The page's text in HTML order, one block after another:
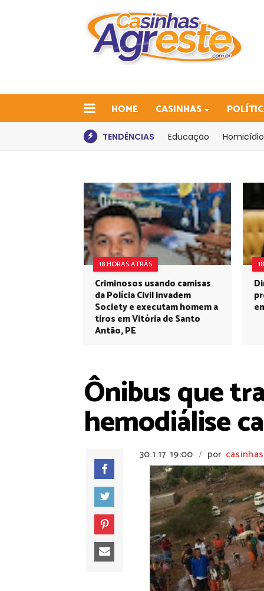
HOME CASINHAS
TENDÊNCIAS Educação Homicídio
18 HORAS ATRÁS
Criminosos usando camisas
da Polícia Civil invadem
Society e executam homem a
tiros em Vitória de Santo
Antão, PE
Ônibus que
hemodiálise
30.1.17 19:00 / por